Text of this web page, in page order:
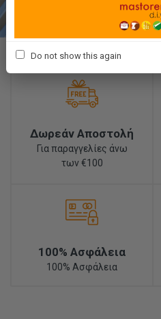
Δωρεάν Αποστολή
Για παραγγελίες άνω
των €100
100% Ασφάλεια
100% Ασφάλεια
Do not show this again